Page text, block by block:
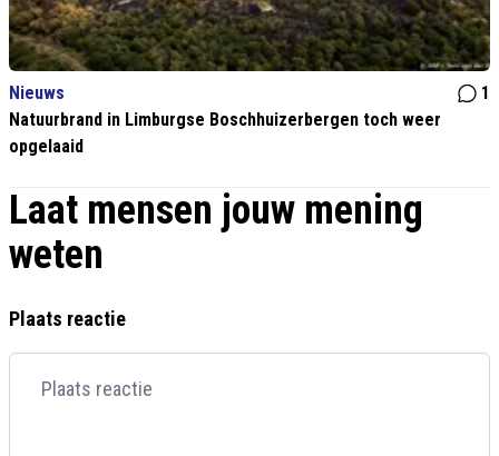
Nieuws
1
Natuurbrand in Limburgse Boschhuizerbergen toch weer
opgelaaid
Laat mensen jouw mening
weten
Plaats reactie